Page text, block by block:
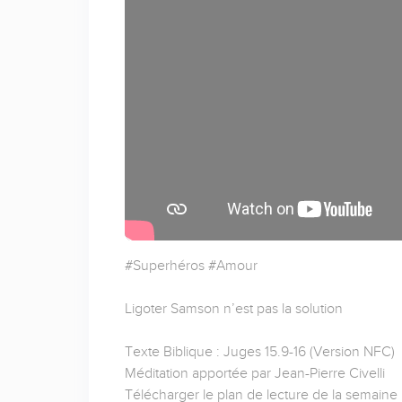
#Superhéros #Amour
Ligoter Samson n’est pas la solution
Texte Biblique : Juges 15.9-16 (Version NFC)
Méditation apportée par Jean-Pierre Civelli
Télécharger le plan de lecture de la semaine